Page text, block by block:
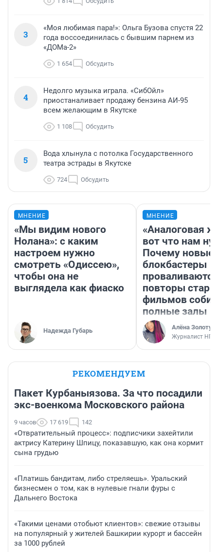
3
«Моя любимая пара!»: Ольга Бузова спустя 22
года воссоединилась с бывшим парнем из
«ДОМа-2»
1 654 Обсудить
4
Недолго музыка играла. «СибОйл»
приостаналивает продажу бензина АИ-95
всем желающим в Якутске
1 108 Обсудить
5
Вода хлынула с потолка Государственного
театра эстрады в Якутске
724 Обсудить
МНЕНИЕ
«Мы видим нового
Нолана»: с каким
настроем нужно
смотреть «Одиссею»,
чтобы она не
выглядела как фиаско
Надежда Губарь
МНЕНИЕ
«Аналоговая
вот что нам
Почему новые
блокбастеры
повторы
фильмов
полные залы
Алёна
Журналист НГС
РЕКОМЕНДУЕМ
Пакет Курбаныязова. За что посадили
экс-военкома Московского района
9 часов 17 619 142
«Отвратительный процесс»: подписчики захейтили
актрису Катерину Шпицу, показавшую, как она кормит
сына грудью
«Платишь бандитам, либо стреляешь». Уральский
бизнесмен о том, как в нулевые гнали фуры с
Дальнего Востока
«Такими ценами отобьют клиентов»: свежие отзывы
на популярный у жителей Башкирии курорт и бассейн
за 1000 рублей